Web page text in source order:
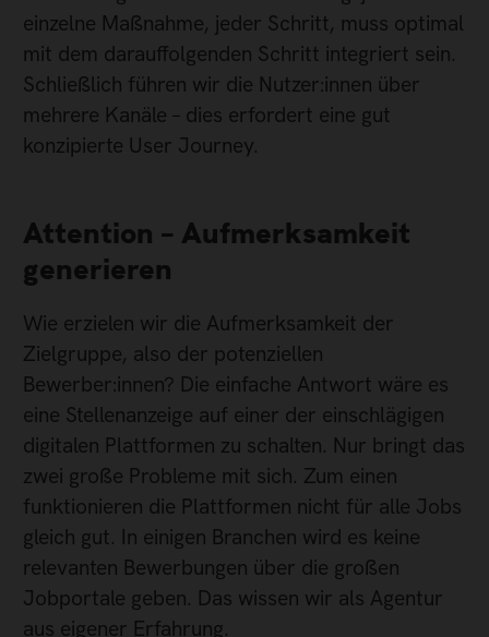
einzelne Maßnahme, jeder Schritt, muss optimal
mit dem darauffolgenden Schritt integriert sein.
Schließlich führen wir die Nutzer:innen über
mehrere Kanäle – dies erfordert eine gut
konzipierte User Journey.
Attention – Aufmerksamkeit
generieren
Wie erzielen wir die Aufmerksamkeit der
Zielgruppe, also der potenziellen
Bewerber:innen? Die einfache Antwort wäre es
eine Stellenanzeige auf einer der einschlägigen
digitalen Plattformen zu schalten. Nur bringt das
zwei große Probleme mit sich. Zum einen
funktionieren die Plattformen nicht für alle Jobs
gleich gut. In einigen Branchen wird es keine
relevanten Bewerbungen über die großen
Jobportale geben. Das wissen wir als Agentur
aus eigener Erfahrung.